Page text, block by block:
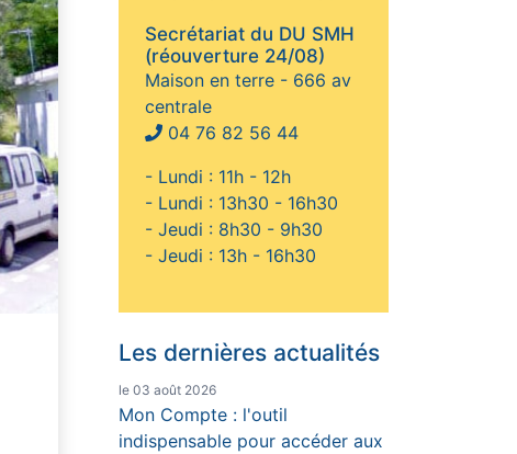
Secrétariat du DU SMH
(réouverture 24/08)
Maison en terre - 666 av
centrale
04 76 82 56 44
- Lundi : 11h - 12h
- Lundi : 13h30 - 16h30
- Jeudi : 8h30 - 9h30
- Jeudi : 13h - 16h30
Les dernières actualités
le 03 août 2026
Mon Compte : l'outil
indispensable pour accéder aux